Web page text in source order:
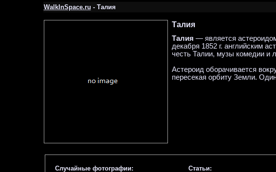
WalkInSpace.ru- Талия
Талия
Талия — является
декабря 1852 г. английским
честь Талии, музы комедии и
Астероид оборачивается
пересекая орбиту Земли.
Случайные фотографии: Статьи: